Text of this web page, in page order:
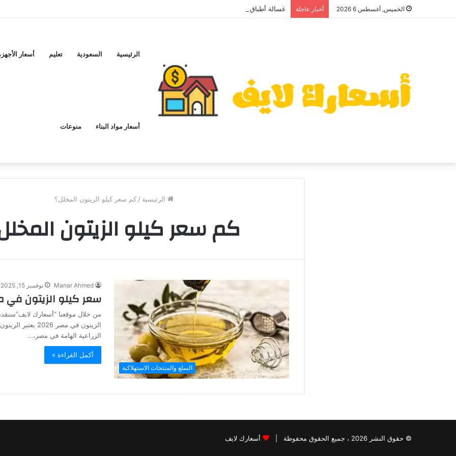
الخميس, أغسطس 6 2026 أخبار عاجلة غسالة أطباق أريستون 2026: سعر منافس وعيوب قد تهمك قبل الشراء
الرئيسية السعودية تعليم أسعار
أسعار مواد البناء منوعات
الرئيسية / كم سعر كيلو الزيتون المخلل؟
كم سعر كيلو الزيتون
السلع والمنتجات الاستهلاكية
Manar Ahmed نوفمبر 15, 2025
سعر كيلو الزيتون في مصر
من خلال موقعنا “أسعارك
الزيتون في مصر 2026
الزراعية الهامة في مصر،…
أكمل القراءة »
© حقوق النشر 2026 ، جميع الحقوق محفوظة | أسعارك لايف